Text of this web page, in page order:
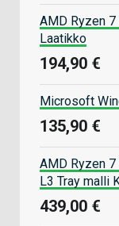
AMD Ryzen
Laatikko
194,90 €
Microsoft
135,90 €
AMD Ryzen
L3 Tray malli
439,00 €